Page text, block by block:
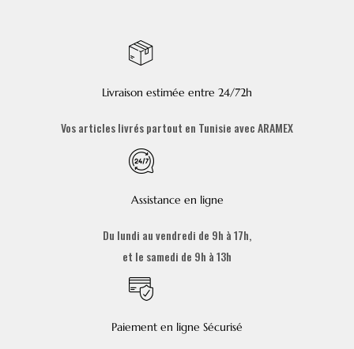
Livraison estimée entre 24/72h
Vos articles livrés partout en Tunisie avec ARAMEX
Assistance en ligne
Du lundi au vendredi de 9h à 17h,
et le samedi de 9h à 13h
Paiement en ligne Sécurisé